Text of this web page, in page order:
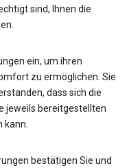
sind, Ihnen die
ein, um ihren
zu ermöglichen. Sie
dass sich die
jeweils bereitgestellten
kann.
bestätigen Sie und